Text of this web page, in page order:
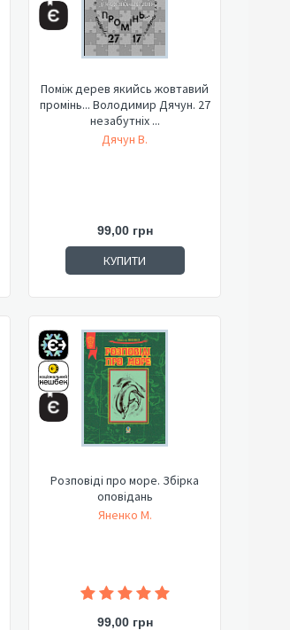
Поміж дерев якийсь жовтавий
промінь... Володимир Дячун. 27
незабутніх ...
Дячун В.
99,00 грн
КУПИТИ
Розповіді про море. Збірка
оповідань
Яненко М.
99,00 грн